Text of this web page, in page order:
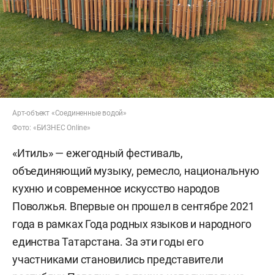
корней и ветвей деревьев, а инсталляцию
обещают сохранить минимум на полгода.
Параллельно работает ярмарка мастеров из
Татарстана, Башкортостана и Чувашии.